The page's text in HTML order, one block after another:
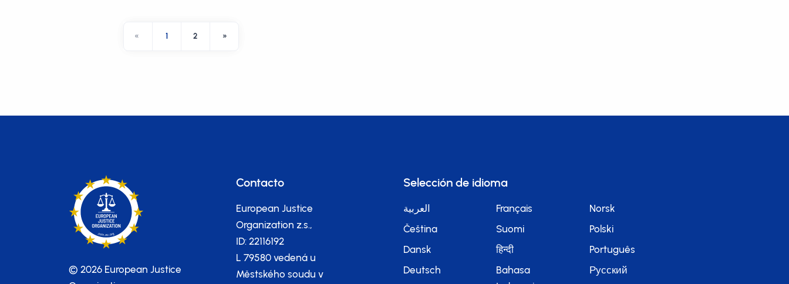
« 1 2 »
© 2026 European Justice
Contacto
European Justice
Organization z.s.,
ID: 22116192
L 79580 vedená u
Městského soudu v
Selección de idioma
العربية
Čeština
Dansk
Deutsch
Français
Suomi
हिन्दी
Bahasa
Norsk
Polski
Português
Русский